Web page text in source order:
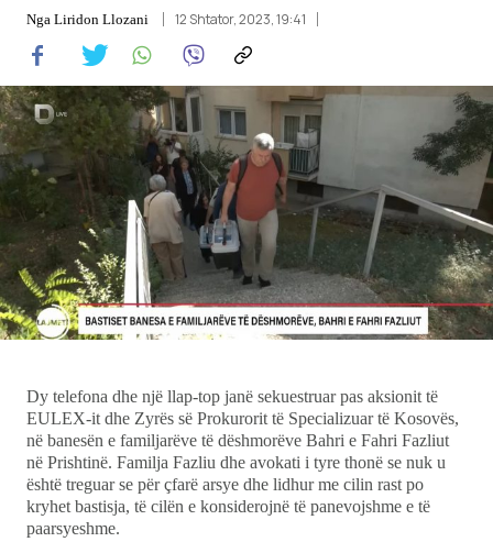
Sport
Art Jete
Kulturë
Showbiz
Ekonomi
Udhëtime
DuVideo
Nga Liridon Llozani 12 Shtator, 2023, 19:41
Dy telefona dhe një llap-top janë sekuestruar pas aksionit të
EULEX-it dhe Zyrës së Prokurorit të Specializuar të Kosovës,
në banesën e familjarëve të dëshmorëve Bahri e Fahri Fazliut
në Prishtinë. Familja Fazliu dhe avokati i tyre thonë se nuk u
është treguar se për çfarë arsye dhe lidhur me cilin rast po
kryhet bastisja, të cilën e konsiderojnë të panevojshme e të
paarsyeshme.